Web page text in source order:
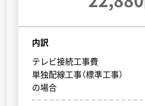
内訳
テレビ接続工事費
単独配線工事（標準工事）
の場合